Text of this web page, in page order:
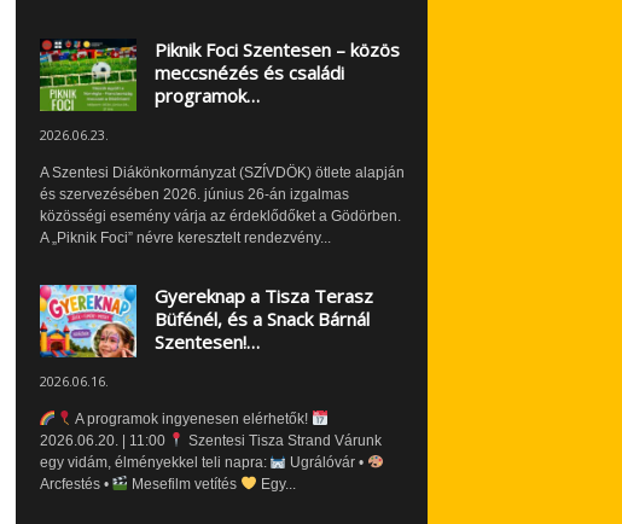
Piknik Foci Szentesen – közös
meccsnézés és családi
programok…
2026.06.23.
A Szentesi Diákönkormányzat (SZÍVDÖK) ötlete alapján
és szervezésében 2026. június 26-án izgalmas
közösségi esemény várja az érdeklődőket a Gödörben.
A „Piknik Foci” névre keresztelt rendezvény...
Gyereknap a Tisza Terasz
Büfénél, és a Snack Bárnál
Szentesen!…
2026.06.16.
A programok ingyenesen elérhetők!
2026.06.20. | 11:00
Szentesi Tisza Strand Várunk
egy vidám, élményekkel teli napra:
Ugrálóvár •
Arcfestés •
Mesefilm vetítés Egy...